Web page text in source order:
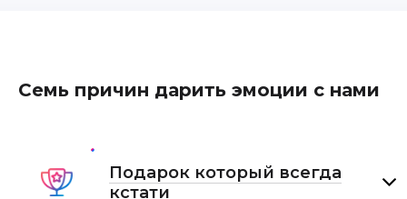
Семь причин дарить эмоции с нами
Подарок который всегда
кстати